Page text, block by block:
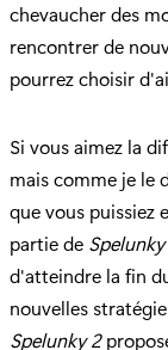
chevaucher des
rencontrer de
pourrez choisir
Si vous aimez la
mais comme je le
que vous puissiez
partie de
d'atteindre la fin
nouvelles
Spelunky 2